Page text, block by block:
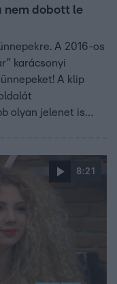
nem dobott le
A 2016-os
karácsonyi
A klip
olyan jelenet is
8:21